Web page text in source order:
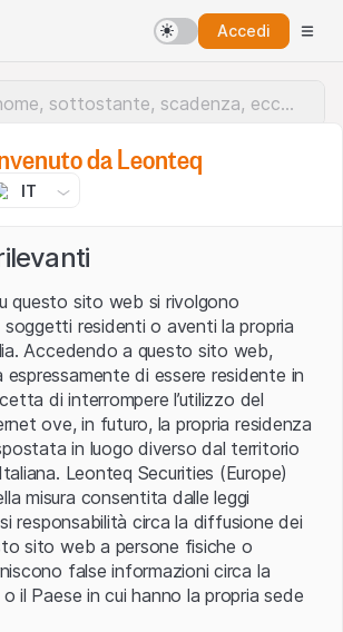
Accedi
Errore del server.
da Leonteq
IT
questo sito web si rivolgono
soggetti residenti o aventi la propria
Accedendo a questo sito web,
espressamente di essere residente in
di interrompere l’utilizzo del
ove, in futuro, la propria residenza
in luogo diverso dal territorio
Leonteq Securities (Europe)
misura consentita dalle leggi
responsabilità circa la diffusione dei
sito web a persone fisiche o
false informazioni circa la
il Paese in cui hanno la propria sede